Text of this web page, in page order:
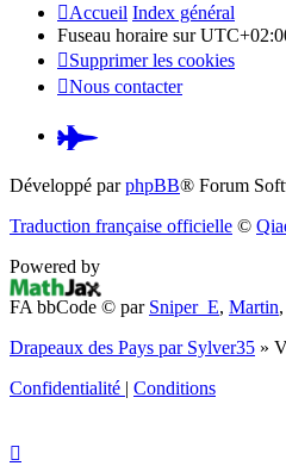
Accueil Index général
Fuseau horaire sur
Supprimer les cookies
Nous contacter
Pardus.at
(S’ouvre
nouvel
Développé parphpBB® Forum
Traduction française officielle ©
Powered by
FA bbCode © par Sniper_E, Martin,
Drapeaux des Pays par Sylver35 »
Confidentialité | Conditions